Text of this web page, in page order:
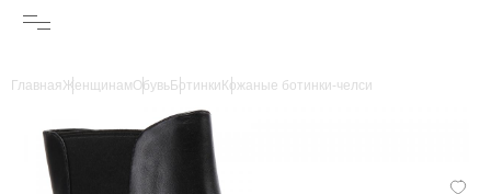
ГлавнаяЖенщинамОбувьБотинки Кожаные ботинки-челси